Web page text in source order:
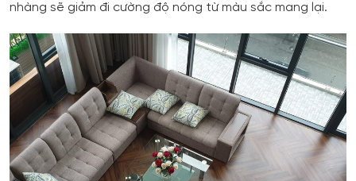
nhàng sẽ giảm đi cường độ nóng từ màu sắc mang lại.